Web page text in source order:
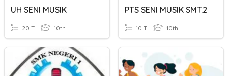
UH SENI MUSIK
20 T 10th
PTS SENI MUSIK SMT.2
10 T 10th